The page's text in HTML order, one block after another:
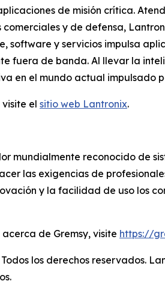
de misión crítica.
comerciales y de defensa,
software y servicios impulsa
fuera de banda. Al llevar la
en el mundo actual impulsado
el sitio web Lantronix.
mundialmente reconocido de
las exigencias de
y la facilidad de uso los
de Gremsy, visite https://
los derechos reservados.